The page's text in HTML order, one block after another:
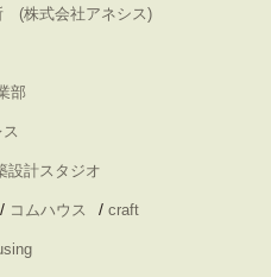
(株式会社アネシス)
部
設計スタジオ
/ コムハウス / craft